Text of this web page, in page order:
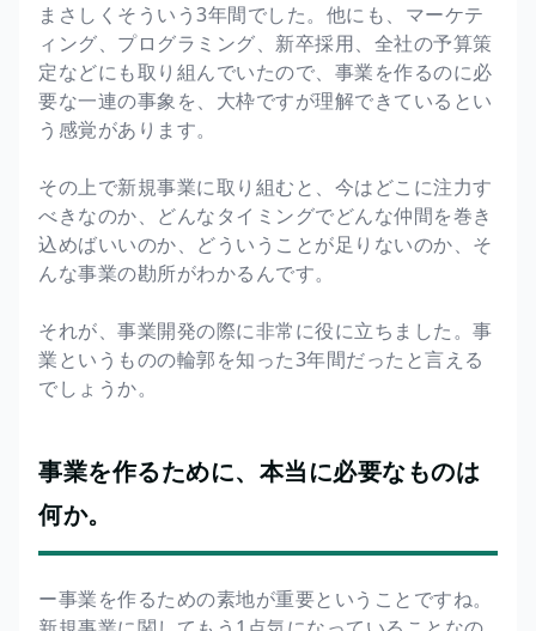
まさしくそういう3年間でした。他にも、マーケテ
ィング、プログラミング、新卒採用、全社の予算策
定などにも取り組んでいたので、事業を作るのに必
要な一連の事象を、大枠ですが理解できているとい
う感覚があります。
その上で新規事業に取り組むと、今はどこに注力す
べきなのか、どんなタイミングでどんな仲間を巻き
込めばいいのか、どういうことが足りないのか、そ
んな事業の勘所がわかるんです。
それが、事業開発の際に非常に役に立ちました。事
業というものの輪郭を知った3年間だったと言える
でしょうか。
事業を作るために、本当に必要なものは
何か。
ー事業を作るための素地が重要ということですね。